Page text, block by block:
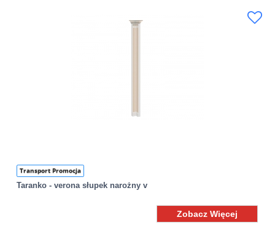
Transport Promocja
Taranko - verona słupek narożny v
Zobacz Więcej